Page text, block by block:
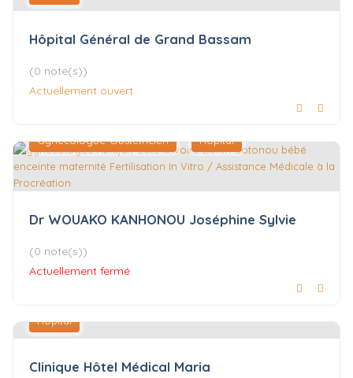
Hôpital Général de Grand Bassam
(0 note(s))
Actuellement ouvert
Gynécologue-Obstétricien Hôpital
Dr WOUAKO KANHONOU Joséphine Sylvie
(0 note(s))
Actuellement fermé
Hôpital
Clinique Hôtel Médical Maria